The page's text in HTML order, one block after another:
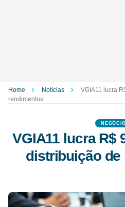
Home Notícias
VGIA11 lucra
rendimentos
VGIA11 lucra R$
distribuição